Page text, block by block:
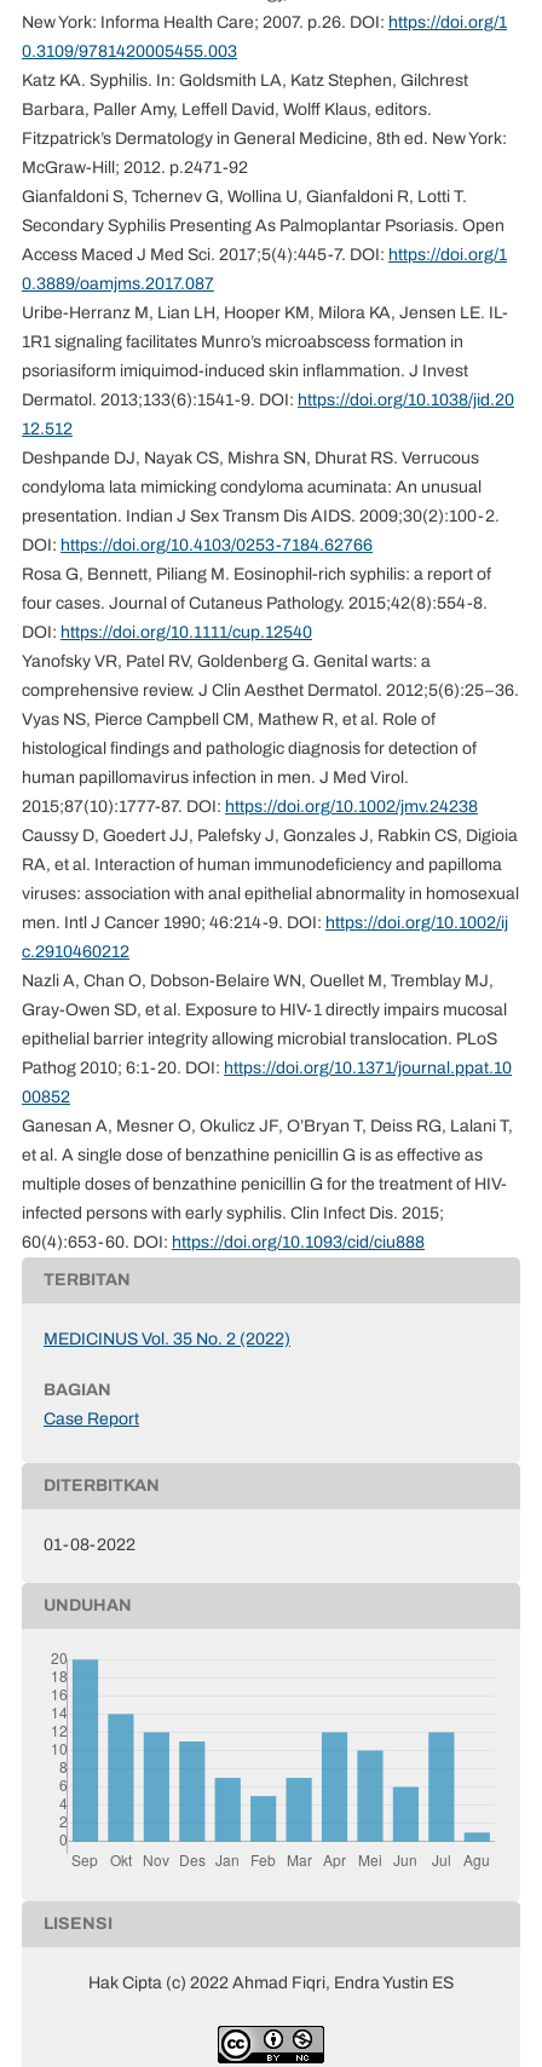
New York: Informa Health Care; 2007. p.26. DOI:https://doi.org/1
0.3109/9781420005455.003
Katz KA. Syphilis. In: Goldsmith LA, Katz Stephen, Gilchrest
Barbara, Paller Amy, Leffell David, Wolff Klaus, editors.
Fitzpatrick’s Dermatology in General Medicine, 8th ed. New York:
McGraw-Hill; 2012. p.2471-92
Gianfaldoni S, Tchernev G, Wollina U, Gianfaldoni R, Lotti T.
Secondary Syphilis Presenting As Palmoplantar Psoriasis. Open
Access Maced J Med Sci. 2017;5(4):445-7. DOI:https://doi.org/1
0.3889/oamjms.2017.087
Uribe-Herranz M, Lian LH, Hooper KM, Milora KA, Jensen LE. IL-
1R1 signaling facilitates Munro’s microabscess formation in
psoriasiform imiquimod-induced skin inflammation. J Invest
Dermatol. 2013;133(6):1541-9. DOI:https://doi.org/10.1038/jid.20
12.512
Deshpande DJ, Nayak CS, Mishra SN, Dhurat RS. Verrucous
condyloma lata mimicking condyloma acuminata: An unusual
presentation. Indian J Sex Transm Dis AIDS. 2009;30(2):100-2.
DOI:https://doi.org/10.4103/0253-7184.62766
Rosa G, Bennett, Piliang M. Eosinophil-rich syphilis: a report of
four cases. Journal of Cutaneus Pathology. 2015;42(8):554-8.
DOI:https://doi.org/10.1111/cup.12540
Yanofsky VR, Patel RV, Goldenberg G. Genital warts: a
comprehensive review. J Clin Aesthet Dermatol. 2012;5(6):25–36.
Vyas NS, Pierce Campbell CM, Mathew R, et al. Role of
histological findings and pathologic diagnosis for detection of
human papillomavirus infection in men. J Med Virol.
2015;87(10):1777-87. DOI:https://doi.org/10.1002/jmv.24238
Caussy D, Goedert JJ, Palefsky J, Gonzales J, Rabkin CS, Digioia
RA, et al. Interaction of human immunodeficiency and papilloma
viruses: association with anal epithelial abnormality in homosexual
men. Intl J Cancer 1990; 46:214-9. DOI:https://doi.org/10.1002/ij
c.2910460212
Nazli A, Chan O, Dobson-Belaire WN, Ouellet M, Tremblay MJ,
Gray-Owen SD, et al. Exposure to HIV-1 directly impairs mucosal
epithelial barrier integrity allowing microbial translocation. PLoS
Pathog 2010; 6:1-20. DOI:https://doi.org/10.1371/journal.ppat.10
00852
Ganesan A, Mesner O, Okulicz JF, O’Bryan T, Deiss RG, Lalani T,
et al. A single dose of benzathine penicillin G is as effective as
multiple doses of benzathine penicillin G for the treatment of HIV-
infected persons with early syphilis. Clin Infect Dis. 2015;
60(4):653-60. DOI:https://doi.org/10.1093/cid/ciu888
TERBITAN
MEDICINUS Vol. 35 No. 2 (2022)
BAGIAN
Case Report
DITERBITKAN
01-08-2022
UNDUHAN
LISENSI
Hak Cipta (c) 2022 Ahmad Fiqri, Endra Yustin ES